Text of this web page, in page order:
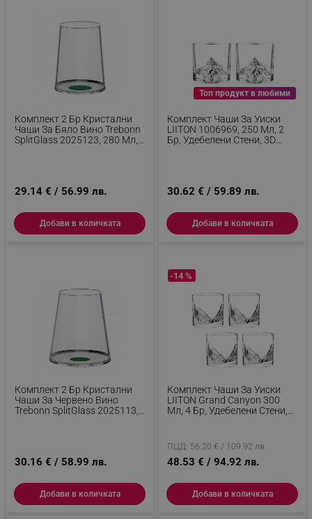
Комплект 2 Бр Кристални
Чаши За Бяло Вино Trebonn
SplitGlass 2025123, 280 Мл,
29.14 € / 56.99 лв.
Добави в количката
Топ продукт в любими
Комплект Чаши За Уиски
LIITON 1006969, 250 Мл, 2
Бр, Удебелени Стени, 3D
30.62 € / 59.89 лв.
Добави в количката
Комплект 2 Бр Кристални
Чаши За Червено Вино
Trebonn SplitGlass 2025113,
30.16 € / 58.99 лв.
Добави в количката
Комплект Чаши За Уиски
LIITON Grand Canyon 300
Мл, 4 Бр, Удебелени Стени,
-14 %
ПЦД: 56.20 € / 109.92 лв.
48.53 € / 94.92 лв.
Добави в количката